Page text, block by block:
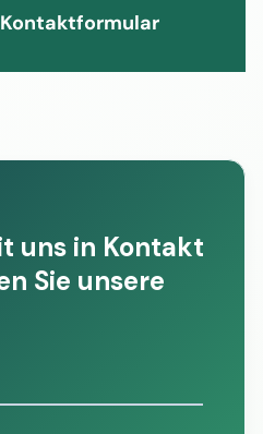
Kontaktformular